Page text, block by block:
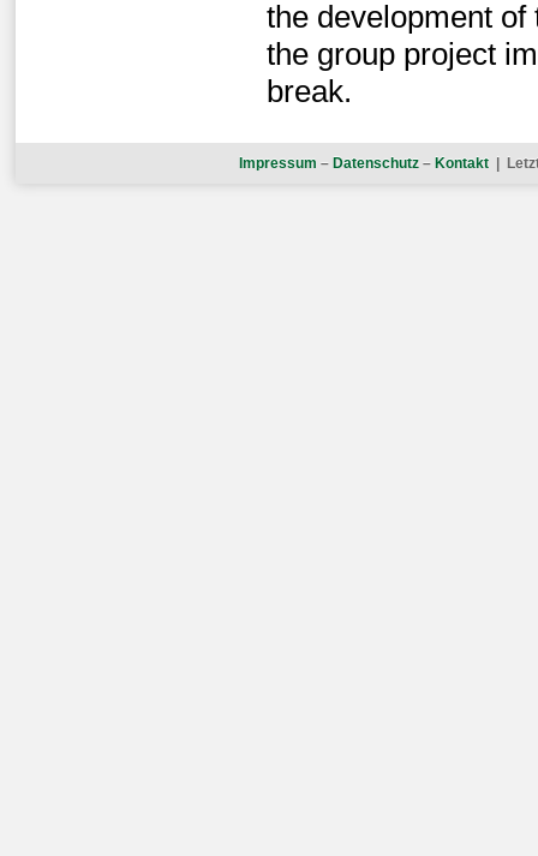
the development
the group project
break.
Impressum – Datenschutz – Kontakt |